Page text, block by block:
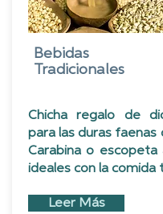
Bebidas
Tradicionales
Chicha regalo de
para las duras faenas
Carabina o escopeta
ideales con la comida
Leer Más